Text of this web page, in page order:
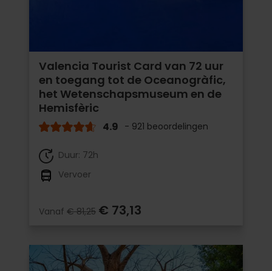
Valencia Tourist Card van 72 uur
en toegang tot de Oceanogràfic,
het Wetenschapsmuseum en de
Hemisfèric
4.9 - 921 beoordelingen
Duur: 72h
Vervoer
Vanaf € 81,25 € 73,13